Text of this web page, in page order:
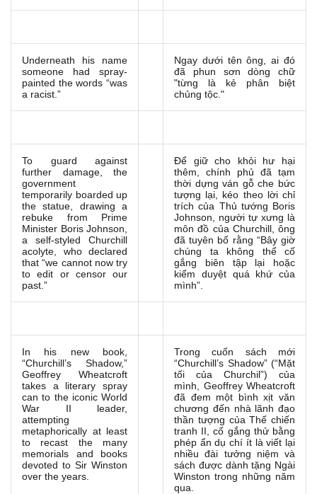
Underneath his name
someone had spray-
painted the words “was
a racist.”
Ngay dưới tên ông, ai đó
đã phun sơn dòng chữ
"từng là kẻ phân biệt
chủng tộc."
To guard against
further damage, the
government
temporarily boarded up
the statue, drawing a
rebuke from Prime
Minister Boris Johnson,
a self-styled Churchill
acolyte, who declared
that “we cannot now try
to edit or censor our
past.”
Để giữ cho khỏi hư hại
thêm, chính phủ đã tạm
thời dựng ván gỗ che bức
tượng lại, kéo theo lời chỉ
trích của Thủ tướng Boris
Johnson, người tự xưng là
môn đồ của Churchill, ông
đã tuyên bố rằng “Bây giờ
chúng ta không thể cố
gắng biên tập lại hoặc
kiểm duyệt quá khứ của
mình”.
In his new book,
“Churchill’s Shadow,”
Geoffrey Wheatcroft
takes a literary spray
can to the iconic World
War II leader,
attempting
metaphorically at least
to recast the many
memorials and books
devoted to Sir Winston
over the years.
Trong cuốn sách mới
“Churchill’s Shadow” (“Mặt
tối của Churchil”) của
mình, Geoffrey Wheatcroft
đã đem một bình xịt văn
chương đến nhà lãnh đạo
thần tượng của Thế chiến
tranh II, cố gắng thử bằng
phép ẩn dụ chí ít là viết lại
nhiều đài tưởng niệm và
sách được dành tặng Ngài
Winston trong những năm
qua.